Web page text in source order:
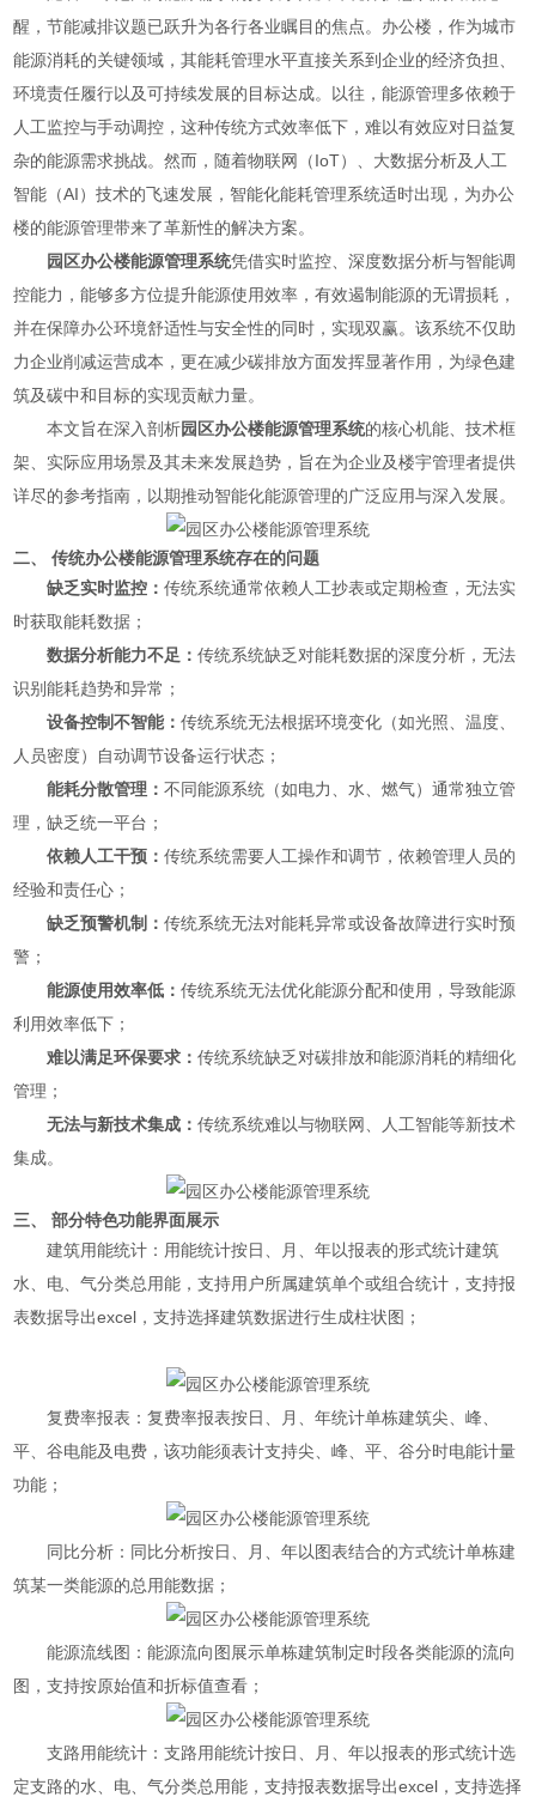
醒，节能减排议题已跃升为各行各业瞩目的焦点。办公楼，作为城市
能源消耗的关键领域，其能耗管理水平直接关系到企业的经济负担、
环境责任履行以及可持续发展的目标达成。以往，能源管理多依赖于
人工监控与手动调控，这种传统方式效率低下，难以有效应对日益复
杂的能源需求挑战。然而，随着物联网（IoT）、大数据分析及人工
智能（AI）技术的飞速发展，智能化能耗管理系统适时出现，为办公
楼的能源管理带来了革新性的解决方案。
园区办公楼能源管理系统凭借实时监控、深度数据分析与智能调
控能力，能够多方位提升能源使用效率，有效遏制能源的无谓损耗，
并在保障办公环境舒适性与安全性的同时，实现双赢。该系统不仅助
力企业削减运营成本，更在减少碳排放方面发挥显著作用，为绿色建
筑及碳中和目标的实现贡献力量。
本文旨在深入剖析园区办公楼能源管理系统的核心机能、技术框
架、实际应用场景及其未来发展趋势，旨在为企业及楼宇管理者提供
详尽的参考指南，以期推动智能化能源管理的广泛应用与深入发展。
二、 传统办公楼能源管理系统存在的问题
缺乏实时监控：传统系统通常依赖人工抄表或定期检查，无法实
时获取能耗数据 ；
数据分析能力不足：传统系统缺乏对能耗数据的深度分析，无法
识别能耗趋势和异常 ；
设备控制不智能：传统系统无法根据环境变化（如光照、温度、
人员密度）自动调节设备运行状态 ；
能耗分散管理：不同能源系统（如电力、水、燃气）通常独立管
理，缺乏统一平台 ；
依赖人工干预：传统系统需要人工操作和调节，依赖管理人员的
经验和责任心 ；
缺乏预警机制：传统系统无法对能耗异常或设备故障进行实时预
警 ；
能源使用效率低：传统系统无法优化能源分配和使用，导致能源
利用效率低下 ；
难以满足环保要求：传统系统缺乏对碳排放和能源消耗的精细化
管理 ；
无法与新技术集成：传统系统难以与物联网、人工智能等新技术
集成。
三、 部分特色功能界面展示
建筑用能统计：用能统计按日、月、年以报表的形式统计建筑
水、电、气分类总用能，支持用户所属建筑单个或组合统计，支持报
表数据导出excel，支持选择建筑数据进行生成柱状图；
复费率报表：复费率报表按日、月、年统计单栋建筑尖、峰、
平、谷电能及电费，该功能须表计支持尖、峰、平、谷分时电能计量
功能；
同比分析：同比分析按日、月、年以图表结合的方式统计单栋建
筑某一类能源的总用能数据；
能源流线图：能源流向图展示单栋建筑制定时段各类能源的流向
图，支持按原始值和折标值查看；
支路用能统计：支路用能统计按日、月、年以报表的形式统计选
定支路的水、电、气分类总用能，支持报表数据导出excel，支持选择